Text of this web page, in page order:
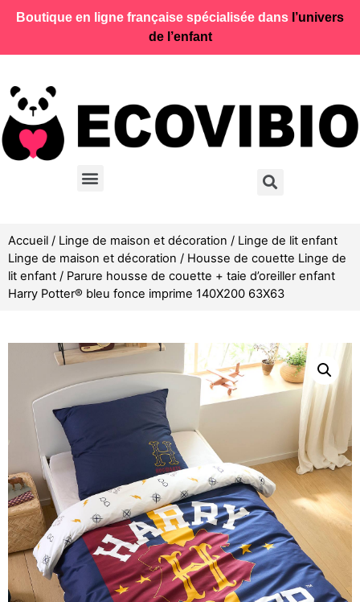
Boutique en ligne française spécialisée dans l’univers
de l’enfant
Accueil / Linge de maison et décoration / Linge de lit enfant
Linge de maison et décoration / Housse de couette Linge de
lit enfant / Parure housse de couette + taie d’oreiller enfant
Harry Potter® bleu fonce imprime 140X200 63X63